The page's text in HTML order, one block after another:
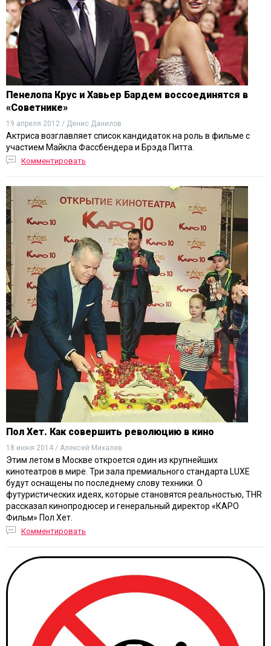
Пенелопа Крус и Хавьер Бардем воссоединятся в
«Советнике»
19 апреля 2012 / Денис Данилов
Актриса возглавляет список кандидаток на роль в фильме с
участием Майкла Фассбендера и Брэда Питта.
Комментировать
Пол Хет. Как совершить революцию в кино
18 июня 2014 / Алексей Михалев
Этим летом в Москве откроется один из крупнейших
кинотеатров в мире. Три зала премиального стандарта LUXE
будут оснащены по последнему слову техники. О
футуристических идеях, которые становятся реальностью, THR
рассказал кинопродюсер и генеральный директор «КАРО
Фильм» Пол Хет.
Комментировать